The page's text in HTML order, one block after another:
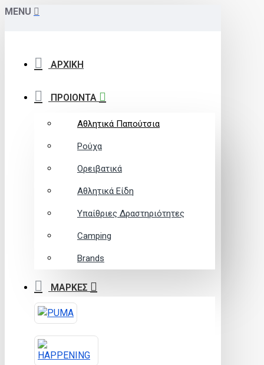
MENU
ΑΡΧΙΚΗ
ΠΡΟΙΟΝΤΑ
Αθλητικά Παπούτσια
Ρούχα
Ορειβατικά
Αθλητικά Είδη
Υπαίθριες Δραστηριότητες
Camping
Brands
ΜΑΡΚΕΣ